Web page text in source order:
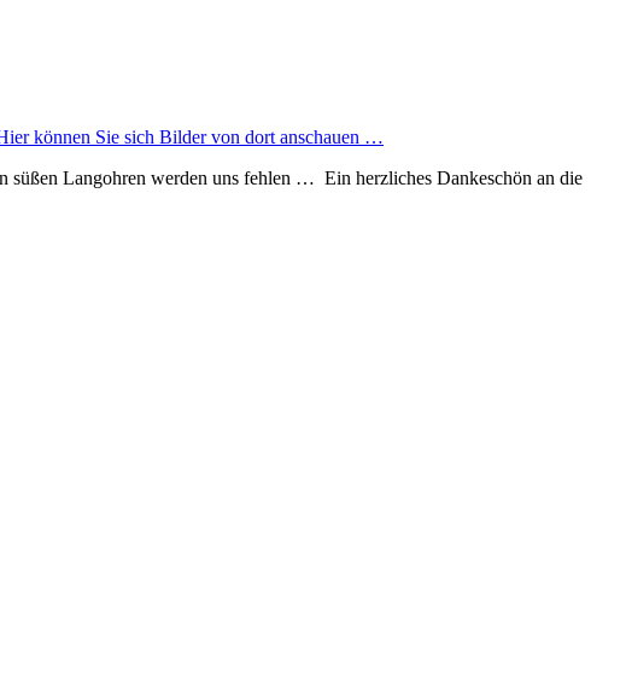
kön­nen Sie sich Bil­der von dort an­schau­en …
süß­en Lang­ohr­en wer­den uns fehl­en … Ein herz­lich­es Danke­schön an die